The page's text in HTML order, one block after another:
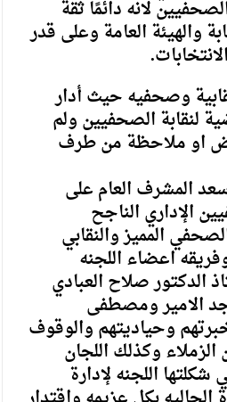
لانه دائمًا ثقة
والهيئة العامة وعلى قدر
وصحفيه حيث أدار
لنقابة الصحفيين ولم
او ملاحظة من طرف
المشرف العام على
الإداري الناجح
المميز والنقابي
اعضاء اللجنه
الدكتور صلاح العبادي
الامير ومصطفى
وحياديتهم والوقوف
وكذلك اللجان
شكلتها اللجنه لإدارة